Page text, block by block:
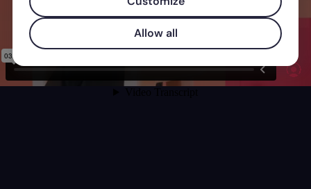
Allow all